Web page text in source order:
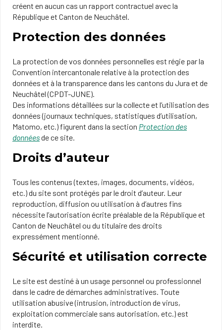
créent en aucun cas un rapport contractuel avec la
République et Canton de Neuchâtel.
Protection des données
La protection de vos données personnelles est régie par la
Convention intercantonale relative à la protection des
données et à la transparence dans les cantons du Jura et de
Neuchâtel (CPDT-JUNE).
Des informations détaillées sur la collecte et l’utilisation des
données (journaux techniques, statistiques d’utilisation,
Matomo, etc.) figurent dans la section Protection des
donnéesde ce site.
Droits d’auteur
Tous les contenus (textes, images, documents, vidéos,
etc.) du site sont protégés par le droit d’auteur. Leur
reproduction, diffusion ou utilisation à d’autres fins
nécessite l’autorisation écrite préalable de la République et
Canton de Neuchâtel ou du titulaire des droits
expressément mentionné.
Sécurité et utilisation correcte
Le site est destiné à un usage personnel ou professionnel
dans le cadre de démarches administratives. Toute
utilisation abusive (intrusion, introduction de virus,
exploitation commerciale sans autorisation, etc.) est
interdite.